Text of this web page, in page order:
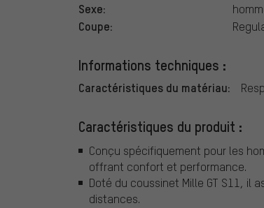
Sexe:
Coupe:
Informations techniques :
Caractéristiques du matériau:
Caractéristiques du produit :
Conçu spécifiquement pour les
offrant confort et performance.
Doté du coussinet Mille GT S11, il
distances.